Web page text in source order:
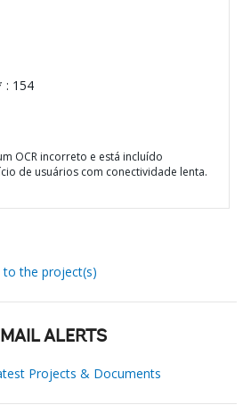
: 154
OCR incorreto e está incluído
de usuários com conectividade lenta.
to the project(s)
ALERTS
Projects & Documents